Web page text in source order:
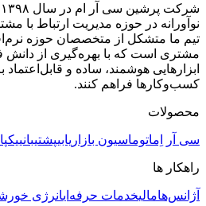
تیم ما متشکل از متخصصان حوزه
مشتری است که با بهره‌گیری از دانش
ابزارهایی هوشمند، ساده و
کسب‌وکارها فراهم کنند.
محصولات
سی آر اِماتوماسیون بازاریابیپشتیبانی
راهکار ها
آژانس‌هامالیخدمات حرفه‌ایانرژی